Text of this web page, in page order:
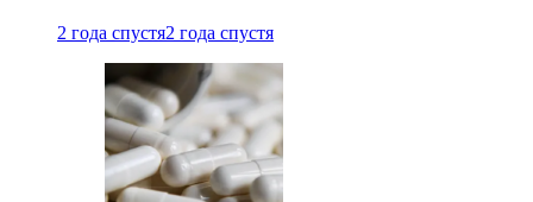
2 года спустя2 года спустя